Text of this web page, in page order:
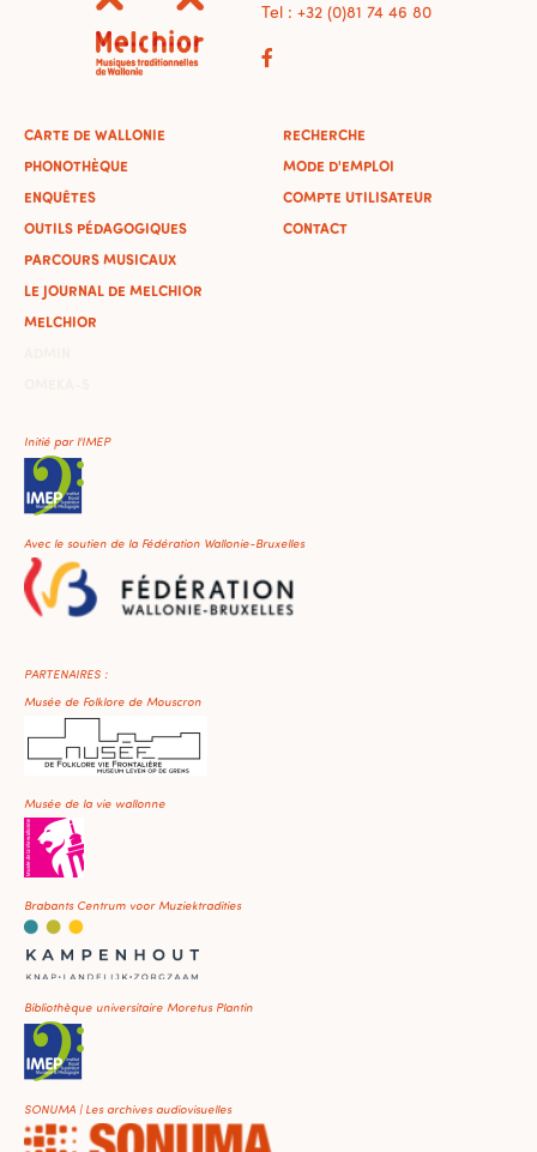
Tel : +32 (0)81 74 46 80
CARTE DE WALLONIE
PHONOTHÈQUE
ENQUÊTES
OUTILS PÉDAGOGIQUES
PARCOURS MUSICAUX
LE JOURNAL DE MELCHIOR
MELCHIOR
RECHERCHE
MODE D'EMPLOI
COMPTE UTILISATEUR
CONTACT
Initié par l'IMEP
Avec le soutien de la Fédération Wallonie-Bruxelles
PARTENAIRES :
Musée de Folklore de Mouscron
Musée de la vie wallonne
Brabants Centrum voor Muziektradities
Bibliothèque universitaire Moretus Plantin
SONUMA | Les archives audiovisuelles